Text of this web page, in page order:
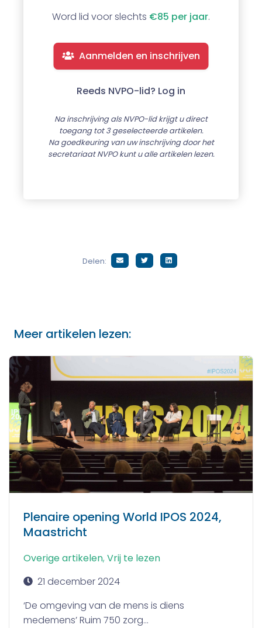
Word lid voor slechts €85 per jaar.
Aanmelden en inschrijven
Reeds NVPO-lid? Log in
Na inschrijving als NVPO-lid krijgt u direct
toegang tot 3 geselecteerde artikelen.
Na goedkeuring van uw inschrijving door het
secretariaat NVPO kunt u alle artikelen lezen.
Delen:
Meer artikelen lezen:
Plenaire opening World IPOS 2024,
Maastricht
Overige artikelen, Vrij te lezen
21 december 2024
‘De omgeving van de mens is diens
medemens’ Ruim 750 zorg...